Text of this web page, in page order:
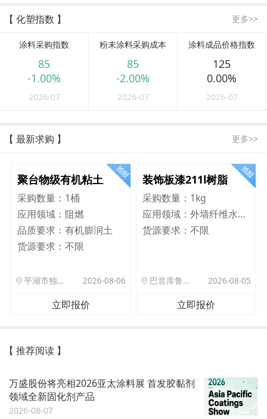
【 化塑指数 】 更多>>
涂料采购指数
85
-1.00%
2026-07
粉末涂料采购成本
85
-2.00%
2026-07
涂料成品价格指数
125
0.00%
2026-07
【 最新求购 】 更多>>
聚台物级有机粘土
采购数量： 1桶
应用领域： 阻燃
品质要求： 有机膨润土
货源要求： 不限
平湖市独山港镇集港路 589 号 2026-08-06
立即报价
装饰板漆211l树脂
采购数量： 1kg
应用领域：
外墙纤维水泥板
货源要求：不限
巴音库鲁提镇,托帕口岸六号库房 2026-08-05
立即报价
【 推荐阅读 】
万盛股份将亮相2026亚太涂料展 首发胶黏剂
领域全新固化剂产品
2026-08-07